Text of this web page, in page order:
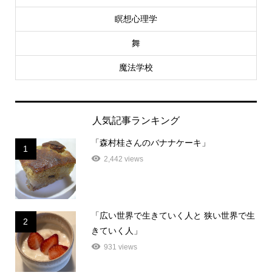
瞑想心理学
舞
魔法学校
人気記事ランキング
1
「森村桂さんのバナナケーキ」
2,442 views
2
「広い世界で生きていく人と 狭い世界で生
きていく人」
931 views